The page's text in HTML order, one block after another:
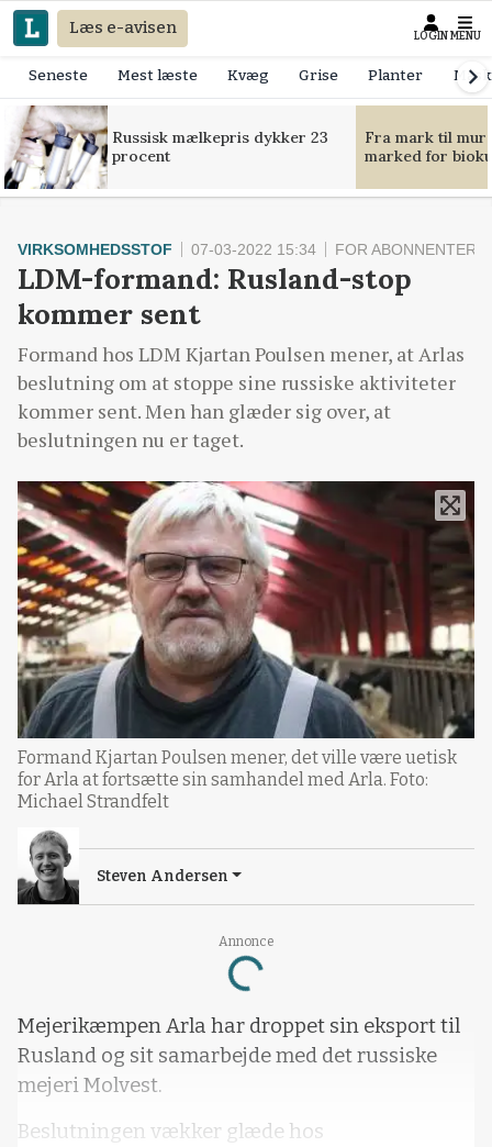
Læs e-avisen LOGIN MENU
Seneste Mest læste Kvæg Grise Planter
Russisk mælkepris dykker 23
procent
Fra mark til
marked for
Annonce
Loading...
VIRKSOMHEDSSTOF 07-03-2022 15:34 FOR ABONNENTER
LDM-formand: Rusland-stop
kommer sent
Formand hos LDM Kjartan Poulsen mener, at Arlas
beslutning om at stoppe sine russiske aktiviteter
kommer sent. Men han glæder sig over, at
beslutningen nu er taget.
Formand Kjartan Poulsen mener, det ville være uetisk
for Arla at fortsætte sin samhandel med Arla. Foto:
Michael Strandfelt
Steven Andersen
Mejerikæmpen Arla har droppet sin eksport til
Rusland og sit samarbejde med det russiske
mejeri Molvest.
Beslutningen vækker glæde hos